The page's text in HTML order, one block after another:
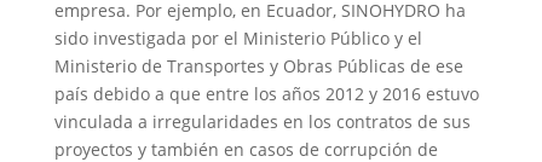
empresa. Por ejemplo, en Ecuador, SINOHYDRO ha
sido investigada por el Ministerio Público y el
Ministerio de Transportes y Obras Públicas de ese
país debido a que entre los años 2012 y 2016 estuvo
vinculada a irregularidades en los contratos de sus
proyectos y también en casos de corrupción de